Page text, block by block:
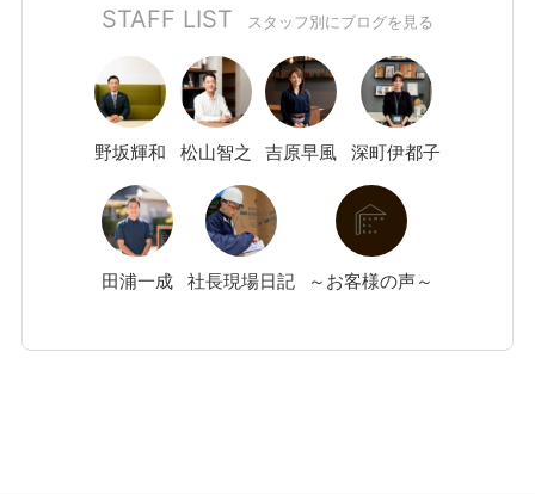
STAFF LIST スタッフ別にブログを見る
野坂輝和 松山智之 吉原早風 深町伊都子
田浦一成 社長現場日記 ～お客様の声～